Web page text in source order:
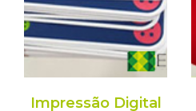
Impressão Digital